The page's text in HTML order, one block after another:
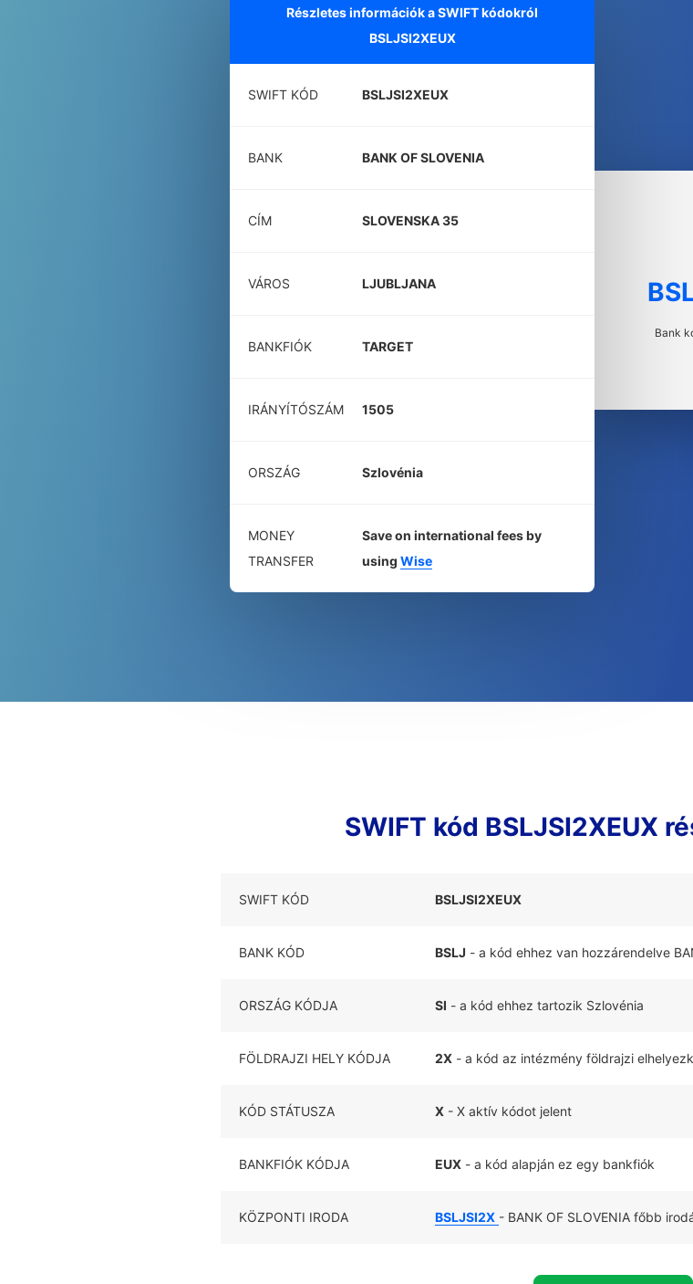
Részletes információk a SWIFT kódokról
BSLJSI2XEUX
SWIFT KÓD BSLJSI2XEUX
BANK BANK OF SLOVENIA
CÍM SLOVENSKA 35
VÁROS LJUBLJANA
BANKFIÓK TARGET
IRÁNYÍTÓSZÁM 1505
ORSZÁG Szlovénia
MONEY
TRANSFER
Save on international fees by
using Wise
Bank
SWIFT kód BSLJSI2XEUX
SWIFT KÓD BSLJSI2XEUX
BANK KÓD BSLJ - a kód ehhez van hozzárendelve
ORSZÁG KÓDJA SI - a kód ehhez tartozik Szlovénia
FÖLDRAJZI HELY KÓDJA 2X - a kód az intézmény földrajzi
KÓD STÁTUSZA X - X aktív kódot jelent
BANKFIÓK KÓDJA EUX - a kód alapján ez egy bankfiók
KÖZPONTI IRODA BSLJSI2X - BANK OF SLOVENIA főbb